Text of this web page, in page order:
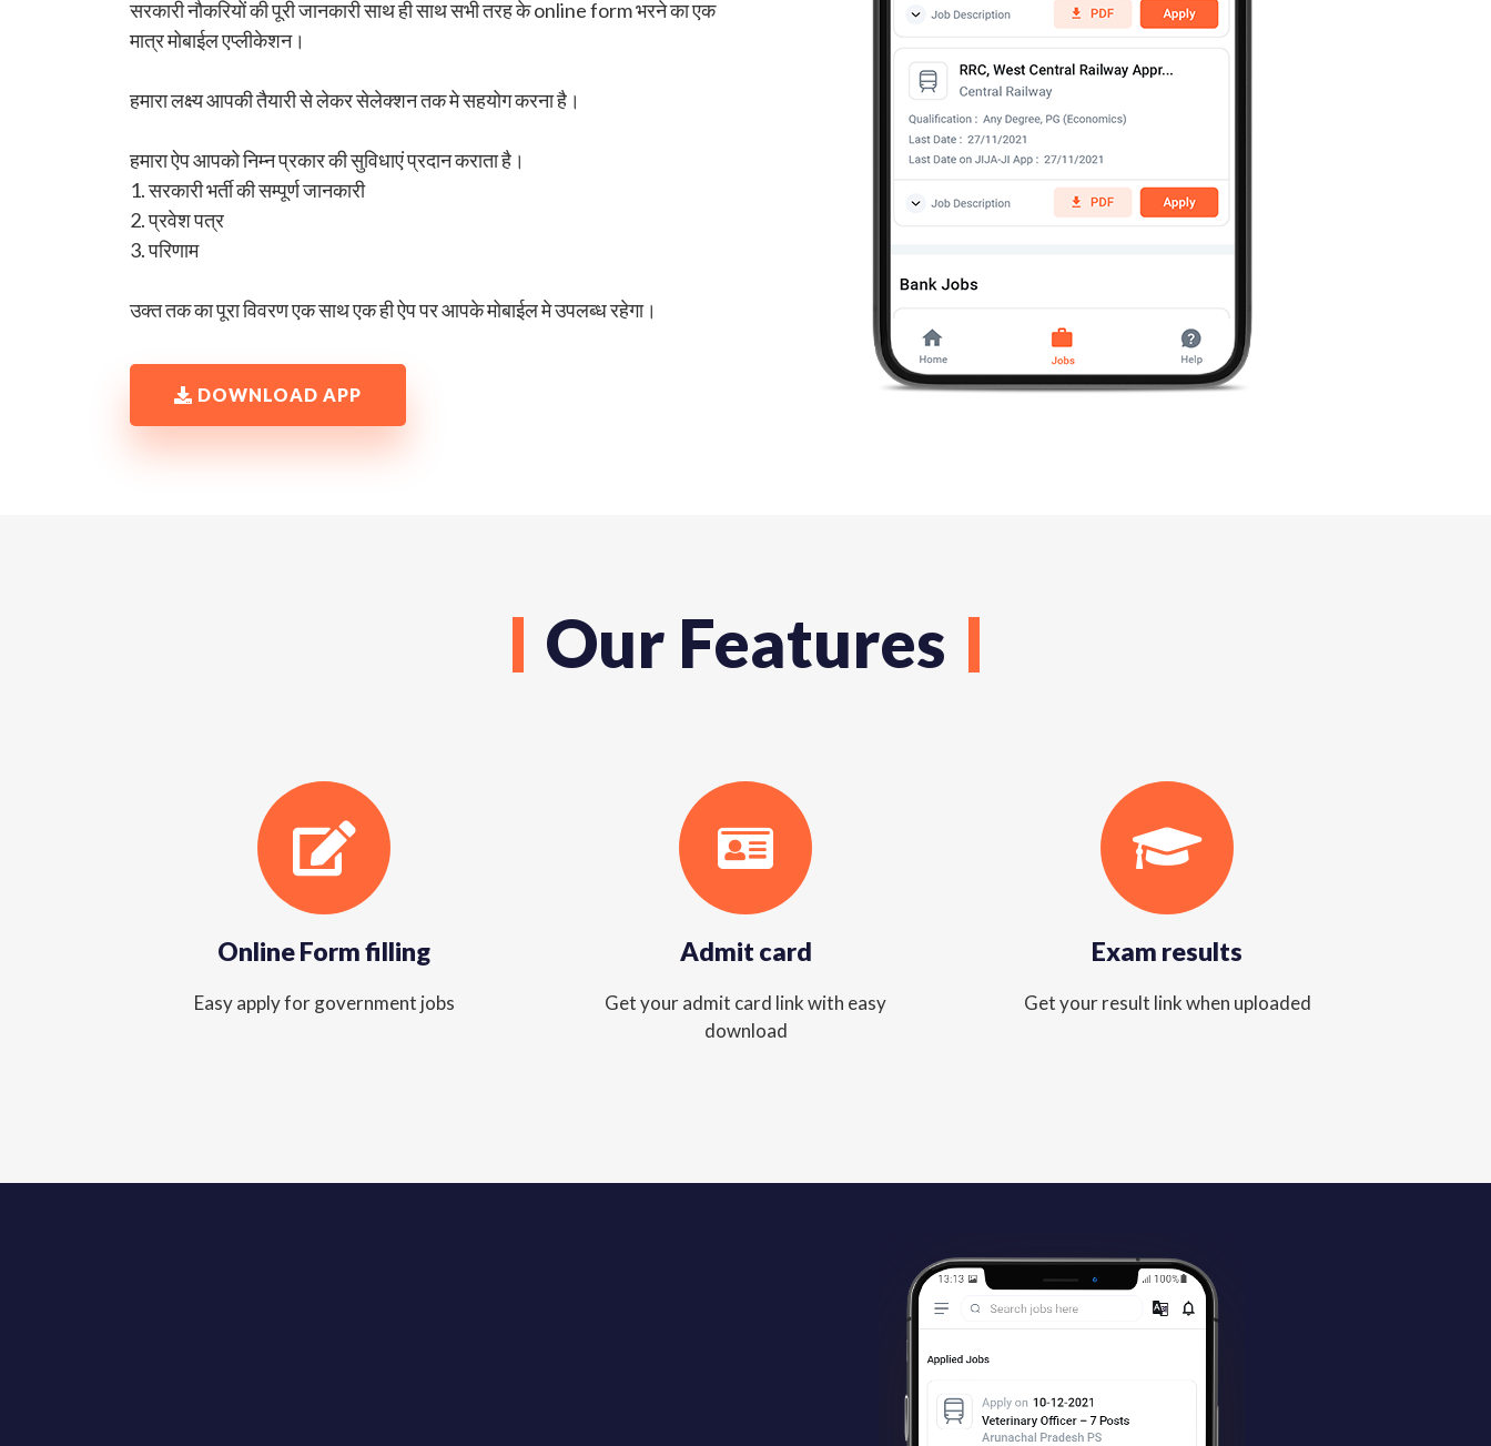
सरकारी नौकरियों की पूरी जानकारी साथ ही साथ सभी तरह के online form भरने का एक
मात्र मोबाईल एप्लीकेशन।
हमारा लक्ष्य आपकी तैयारी से लेकर सेलेक्शन तक मे सहयोग करना है।
हमारा ऐप आपको निम्न प्रकार की सुविधाएं प्रदान कराता है।
1. सरकारी भर्ती की सम्पूर्ण जानकारी
2. प्रवेश पत्र
3. परिणाम
उक्त तक का पूरा विवरण एक साथ एक ही ऐप पर आपके मोबाईल मे उपलब्ध रहेगा।
DOWNLOAD APP
Our Features
Online Form filling
Easy apply for government jobs
Admit card
Get your admit card link with easy
download
Exam results
Get your result link when uploaded